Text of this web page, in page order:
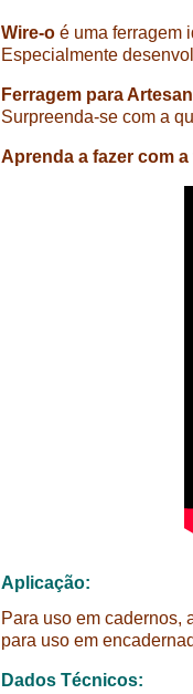
Wire-o é uma ferragem
Especialmente
Ferragem para
Surpreenda-se com a
Aprenda a fazer com
Aplicação:
Para uso em cadernos,
para uso em
Dados Técnicos: